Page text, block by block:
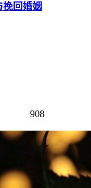
回婚姻
908